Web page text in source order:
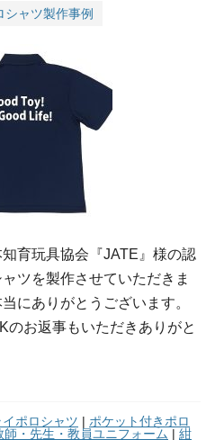
シャツ製作事例
育玩具協会『JATE』様の認
ツを製作させていただきま
にありがとうございます。
のお返事もいただきありがと
イポロシャツ | ポケット付きポロ
師・先生・教員ユニフォーム | 紺